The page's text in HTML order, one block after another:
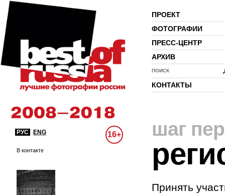
ПРОЕКТ
ФОТОГРАФИИ
ПРЕСС-ЦЕНТР
АРХИВ
ПОИСК
КОНТАКТЫ
РУС ENG 16+
В контакте
шаг
Принять